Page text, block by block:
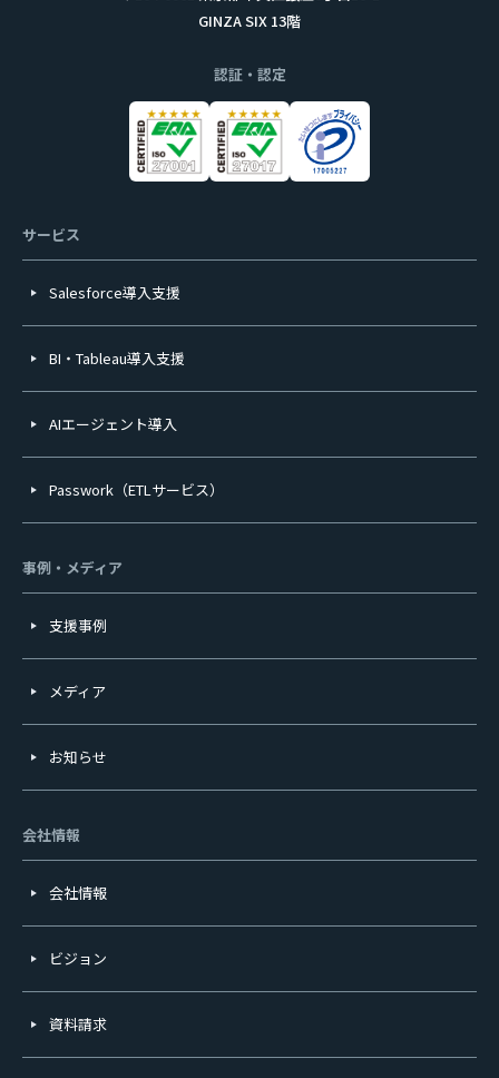
GINZA SIX 13階
認証・認定
サービス
Salesforce導入支援
BI・Tableau導入支援
AIエージェント導入
Passwork（ETLサービス）
事例・メディア
支援事例
メディア
お知らせ
会社情報
会社情報
ビジョン
資料請求